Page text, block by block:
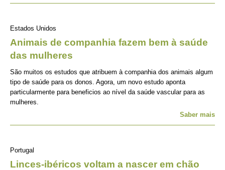
Estados Unidos
Animais de companhia fazem bem à saúde
das mulheres
São muitos os estudos que atribuem à companhia dos animais algum
tipo de saúde para os donos. Agora, um novo estudo aponta
particularmente para beneficios ao nível da saúde vascular para as
mulheres.
Saber mais
Portugal
Linces-ibéricos voltam a nascer em chão